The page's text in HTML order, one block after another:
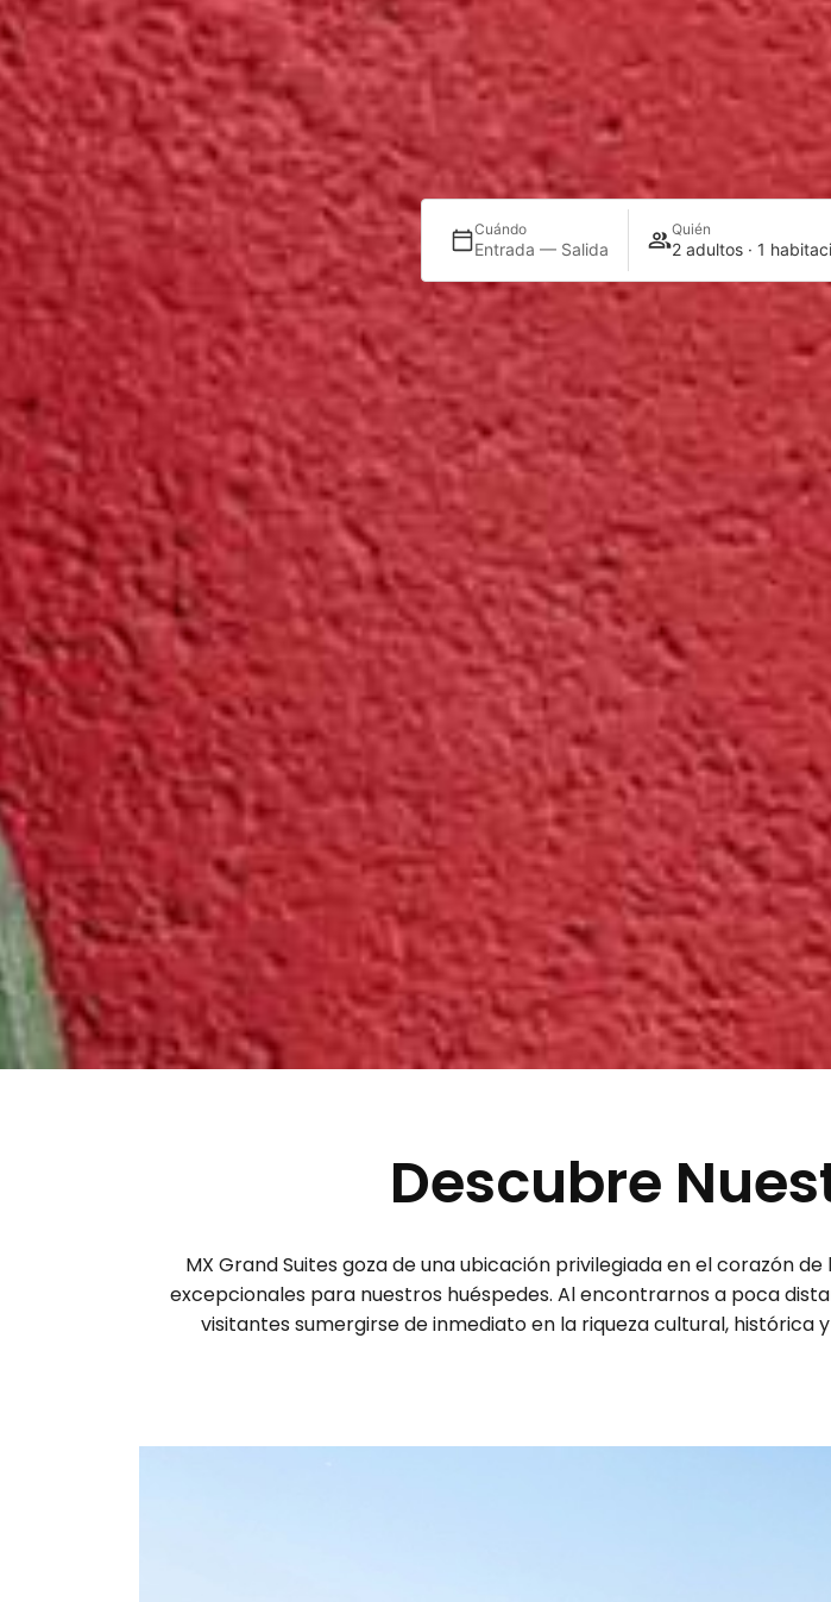
Cuándo
Entrada — Salida
Quién
2 adultos · 1
Descubre
MX Grand Suites goza de una ubicación privilegiada en el corazón
excepcionales para nuestros huéspedes. Al encontrarnos a poca
visitantes sumergirse de inmediato en la riqueza cultural,